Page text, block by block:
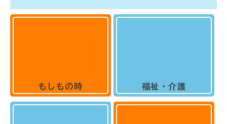
もしもの時 福祉・介護